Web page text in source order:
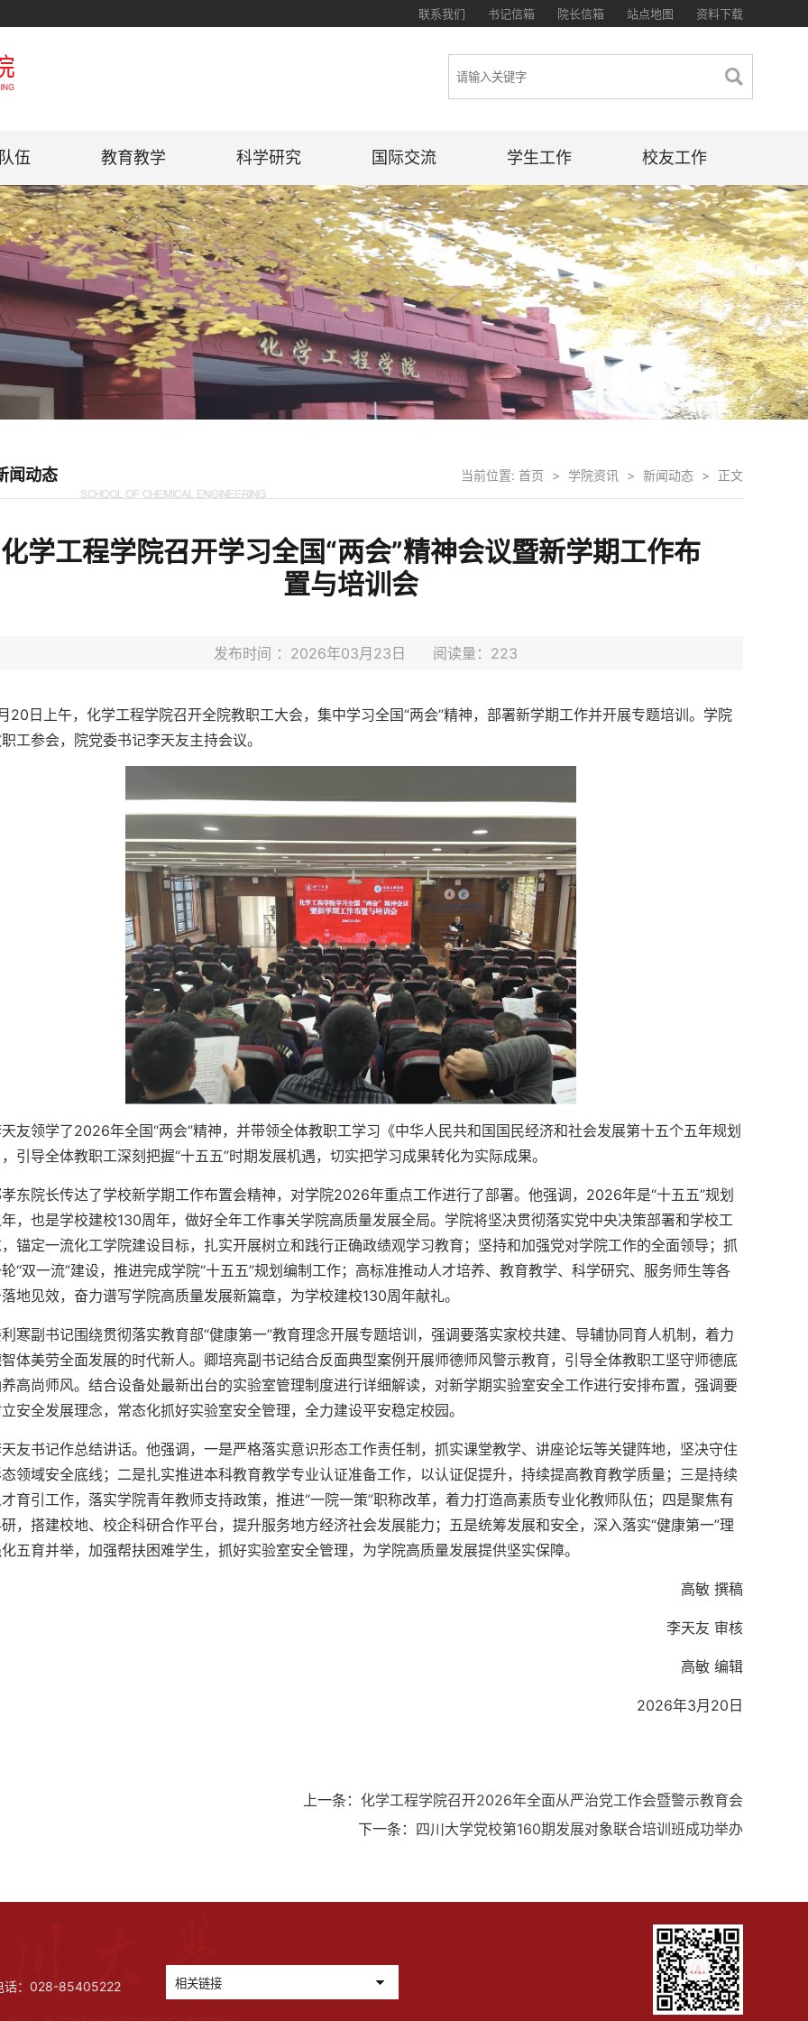
资料下载
站点地图
院长信箱
书记信箱
联系我们
伍 教育教学 科学研究 国际交流 学生工作 校友工作
闻动态 当前位置: 首页 > 学院资讯 > 新闻动态 > 正文
化学工程学院召开学习全国“两会”精神会议暨新学期工作布
置与培训会
发布时间 ：2026年03月23日 阅读量： 223
20日上午，化学工程学院召开全院教职工大会，集中学习全国“两会”精神，部署新学期工作并开展专题培训。学院
工参会，院党委书记李天友主持会议。
友领学了2026年全国“两会”精神，并带领全体教职工学习《中华人民共和国国民经济和社会发展第十五个五年规划
引导全体教职工深刻把握“十五五”时期发展机遇，切实把学习成果转化为实际成果。
东院长传达了学校新学期工作布置会精神，对学院2026年重点工作进行了部署。他强调，2026年是“十五五”规划
，也是学校建校130周年，做好全年工作事关学院高质量发展全局。学院将坚决贯彻落实党中央决策部署和学校工
锚定一流化工学院建设目标，扎实开展树立和践行正确政绩观学习教育；坚持和加强党对学院工作的全面领导；抓
“双一流”建设，推进完成学院“十五五”规划编制工作；高标准推动人才培养、教育教学、科学研究、服务师生等各
地见效，奋力谱写学院高质量发展新篇章，为学校建校130周年献礼。
寒副书记围绕贯彻落实教育部“健康第一”教育理念开展专题培训，强调要落实家校共建、导辅协同育人机制，着力
体美劳全面发展的时代新人。卿培亮副书记结合反面典型案例开展师德师风警示教育，引导全体教职工坚守师德底
高尚师风。结合设备处最新出台的实验室管理制度进行详细解读，对新学期实验室安全工作进行安排布置，强调要
安全发展理念，常态化抓好实验室安全管理，全力建设平安稳定校园。
友书记作总结讲话。他强调，一是严格落实意识形态工作责任制，抓实课堂教学、讲座论坛等关键阵地，坚决守住
领域安全底线；二是扎实推进本科教育教学专业认证准备工作，以认证促提升，持续提高教育教学质量；三是持续
育引工作，落实学院青年教师支持政策，推进“一院一策”职称改革，着力打造高素质专业化教师队伍；四是聚焦有
，搭建校地、校企科研合作平台，提升服务地方经济社会发展能力；五是统筹发展和安全，深入落实“健康第一”理
五育并举，加强帮扶困难学生，抓好实验室安全管理，为学院高质量发展提供坚实保障。
高敏 撰稿
李天友 审核
高敏 编辑
2026年3月20日
上一条： 化学工程学院召开2026年全面从严治党工作会暨警示教育会
下一条： 四川大学党校第160期发展对象联合培训班成功举办
：028-85405222